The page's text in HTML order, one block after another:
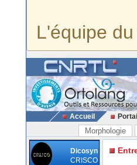
L'équipe
Accueil
Morphologie
Dicosyn
CRISCO